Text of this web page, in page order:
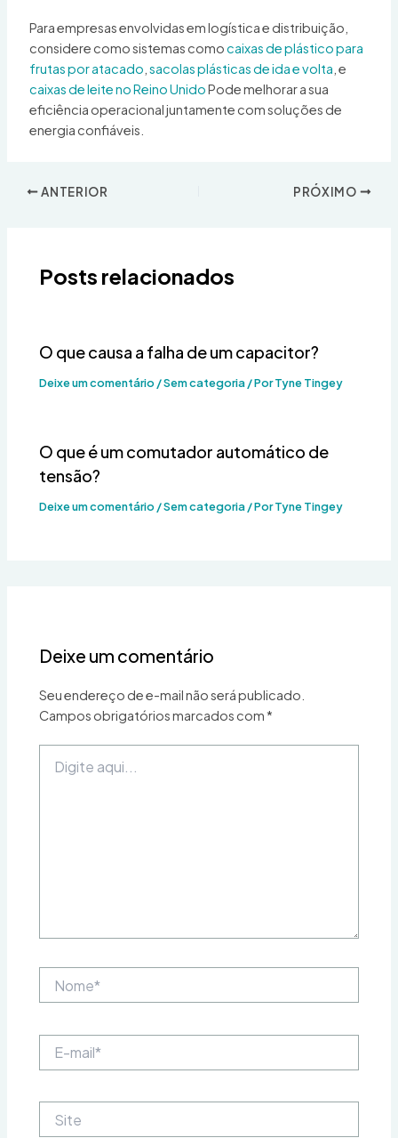
Para empresas envolvidas em logística e distribuição,
considere como sistemas comocaixas de plástico para
frutas por atacado sacolas plásticas de ida e volta , e
caixas de leite no Reino UnidoPode melhorar a sua
eficiência operacional juntamente com soluções de
energia confiáveis.
ANTERIOR PRÓXIMO
Posts relacionados
O que causa a falha de um capacitor?
Deixe um comentário/Sem categoria/ PorTyne Tingey
O que é um comutador automático de
tensão?
Deixe um comentário/Sem categoria/ PorTyne Tingey
Deixe um comentário
Seu endereço de e-mail não será publicado.
Campos obrigatórios marcados com*
aqui...
mail*